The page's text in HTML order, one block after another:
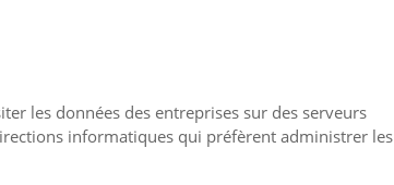
les données des entreprises sur des serveurs
informatiques qui préfèrent administrer les